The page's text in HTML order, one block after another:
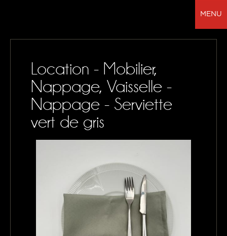
MENU
BELFORT RÉCEPTION - VOTRE PARTENAIRE
SONORISATION, VAISSELLE ET NAPPAGE
NOS RÉALISATIONS
CONTACTS
MON PANIER
Location - Mobilier,
Nappage, Vaisselle -
Nappage - Serviette
vert de gris